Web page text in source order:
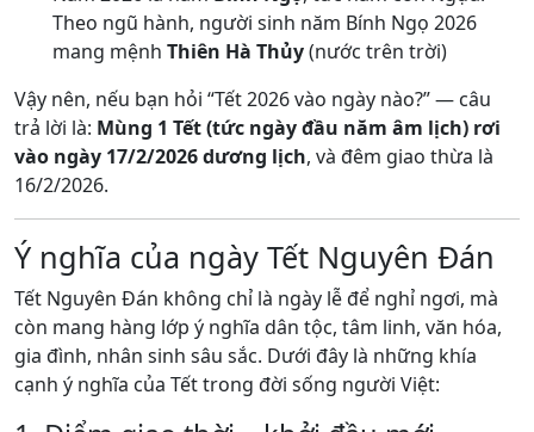
Theo ngũ hành, người sinh năm Bính Ngọ 2026
mang mệnh Thiên Hà Thủy(nước trên trời)
Vậy nên, nếu bạn hỏi “Tết 2026 vào ngày nào?” — câu
trả lời là: Mùng 1 Tết (tức ngày đầu năm âm lịch) rơi
vào ngày 17/2/2026 dương lịch, và đêm giao thừa là
16/2/2026.
Ý nghĩa của ngày Tết Nguyên Đán
Tết Nguyên Đán không chỉ là ngày lễ để nghỉ ngơi, mà
còn mang hàng lớp ý nghĩa dân tộc, tâm linh, văn hóa,
gia đình, nhân sinh sâu sắc. Dưới đây là những khía
cạnh ý nghĩa của Tết trong đời sống người Việt: